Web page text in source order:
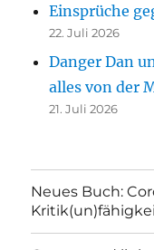
Einsprüche
22. Juli 2026
Danger Dan
alles von der
21. Juli 2026
Neues Buch: